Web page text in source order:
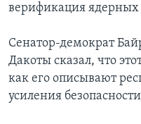
верификация ядерных
Сенатор-демократ
Дакоты сказал, что
как его описывают
усиления